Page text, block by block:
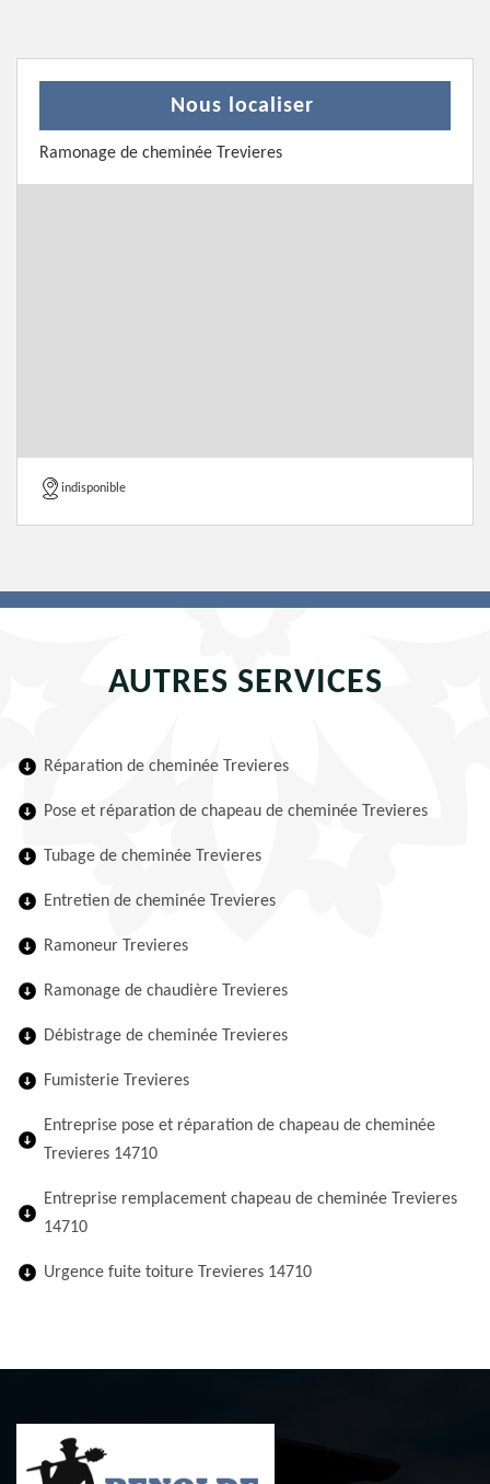
Nous localiser
Ramonage de cheminée Trevieres
indisponible
AUTRES SERVICES
Réparation de cheminée Trevieres
Pose et réparation de chapeau de cheminée Trevieres
Tubage de cheminée Trevieres
Entretien de cheminée Trevieres
Ramoneur Trevieres
Ramonage de chaudière Trevieres
Débistrage de cheminée Trevieres
Fumisterie Trevieres
Entreprise pose et réparation de chapeau de cheminée
Trevieres 14710
Entreprise remplacement chapeau de cheminée Trevieres
14710
Urgence fuite toiture Trevieres 14710